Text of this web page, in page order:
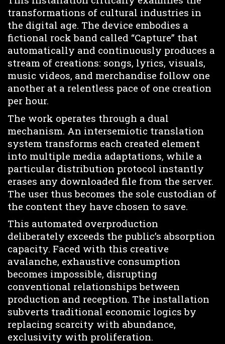
transformations of cultural industries in
the digital age. The device embodies a
fictional rock band called “Capture” that
automatically and continuously produces a
stream of creations: songs, lyrics, visuals,
music videos, and merchandise follow one
another at a relentless pace of one creation
per hour.
The work operates through a dual
mechanism. An intersemiotic translation
system transforms each created element
into multiple media adaptations, while a
particular distribution protocol instantly
erases any downloaded file from the server.
The user thus becomes the sole custodian of
the content they have chosen to save.
This automated overproduction
deliberately exceeds the public’s absorption
capacity. Faced with this creative
avalanche, exhaustive consumption
becomes impossible, disrupting
conventional relationships between
production and reception. The installation
subverts traditional economic logics by
replacing scarcity with abundance,
exclusivity with proliferation.